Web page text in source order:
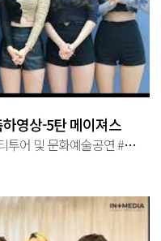
영상-5탄 메이져스
#대표관광지 #덕진공원 #시티투어 #문화예술공연 ...